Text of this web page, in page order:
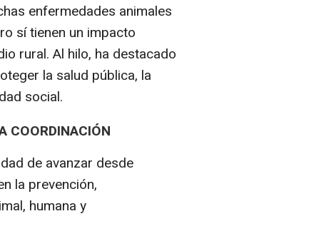
enfermedades animales
sí tienen un impacto
rural. Al hilo, ha destacado
la salud pública, la
social.
COORDINACIÓN
de avanzar desde
la prevención,
humana y